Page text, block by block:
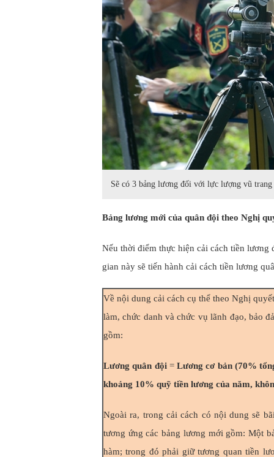
Sẽ có 3 bảng lương đối với lực lượng vũ
Bảng lương mới của quân đội theo Nghị
Nếu thời điểm thực hiện cải cách tiền
gian này sẽ tiến hành cải cách tiền lương
Về nội dung cải cách cụ thể theo Nghị
làm, chức danh và chức vụ lãnh đạo, bảo
gồm:
Lương quân đội=Lương cơ bản (70%
khoảng 10% quỹ tiền lương của năm,
Ngoài ra, trong cải cách có nội dung sẽ
tương ứng các bảng lương mới gồm: Một
hàm; trong đó phải giữ tương quan tiền